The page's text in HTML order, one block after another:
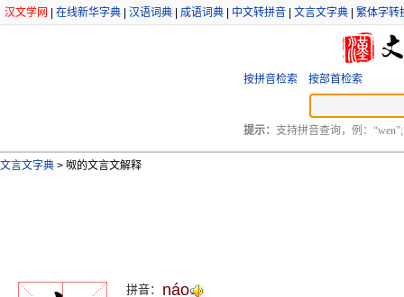
汉文学网 在线新华字典 汉语词典 成语词典 中文转拼音 文言文字典 繁体字转
按拼音检索 按部首检索
提示： 支持拼音查询，例：
文言文字典 > 呶的文言文解释
拼音： náo